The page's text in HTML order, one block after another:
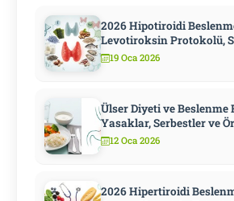
2026 Hipotiroidi
Levotiroksin Protokolü,
Stratejisi ve
10 Adım
19 Oca 2026
Ülser Diyeti ve Beslenme
Yasaklar, Serbestler ve
12 Oca 2026
2026 Hipertiroidi